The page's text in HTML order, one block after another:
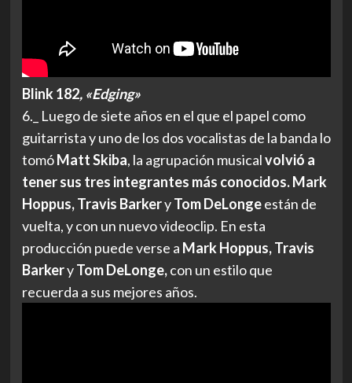
Blink 182, «Edging»
6._ Luego de siete años en el que el papel como
guitarrista y uno de los dos vocalistas de la banda lo
tomóMatt Skiba, la agrupación musicalvolvió a
tener sus tres integrantes más conocidos. Mark
Hoppus, Travis BarkeryTom DeLongeestán de
vuelta, y con un nuevo videoclip. En esta
producción puede verse a Mark Hoppus, Travis
BarkeryTom DeLonge,con un estilo que
recuerda a sus mejores años.